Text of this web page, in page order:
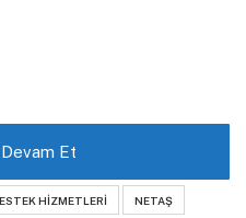
Et
HIZMETLERI NETAŞ